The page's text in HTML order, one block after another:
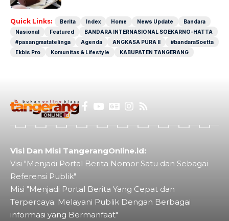
Indonesia
Quick Links: Berita Index Home News Update
Bandara
Nasional
Featured
BANDARA INTERNASIONAL SOEKARNO-HATTA
#pasangmatatelinga
Agenda ANGKASA PURA II
#bandaraSoetta
Ekbis Pro
Komunitas & Lifestyle KABUPATEN TANGERANG
Visi Dan Misi TangerangOnline.id:
Visi "Menjadi Portal Berita Nomor Satu dan Sebagai
Referensi Publik"
Misi "Menjadi Portal Berita Yang Cepat dan
Terpercaya. Melayani Publik Dengan Berbagai
informasi yang Bermanfaat"